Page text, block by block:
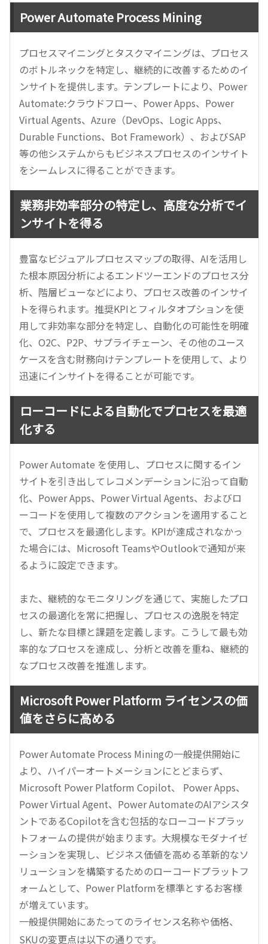
Power Automate Process Mining
プロセスマイニングとタスクマイニングは、プロセス
のボトルネックを特定し、継続的に改善するためのイ
ンサイトを提供します。テンプレートにより、Power
Automate:クラウドフロー、Power Apps、Power
Virtual Agents、Azure（DevOps、Logic Apps、
Durable Functions、Bot Framework）、およびSAP
等の他システムからもビジネスプロセスのインサイト
をシームレスに得ることができます。
業務非効率部分の特定し、高度な分析でイ
ンサイトを得る
豊富なビジュアルプロセスマップの取得、AIを活用し
た根本原因分析によるエンドツーエンドのプロセス分
析、階層ビューなどにより、プロセス改善のインサイ
トを得られます。推奨KPIとフィルタオプションを使
用して非効率な部分を特定し、自動化の可能性を明確
化、O2C、P2P、サプライチェーン、その他のユース
ケースを含む財務向けテンプレートを使用して、より
迅速にインサイトを得ることが可能です。
ローコードによる自動化でプロセスを最適
化する
Power Automate を使用し、プロセスに関するイン
サイトを引き出してレコメンデーションに沿って自動
化、Power Apps、Power Virtual Agents、およびロ
ーコードを使用して複数のアクションを適用すること
で、プロセスを最適化します。KPIが達成されなかっ
た場合には、Microsoft TeamsやOutlookで通知が来
るように設定できます。
また、継続的なモニタリングを通じて、実施したプロ
セスの最適化を常に把握し、プロセスの逸脱を特定
し、新たな目標と課題を定義します。こうして最も効
率的なプロセスを達成し、分析と改善を重ね、継続的
なプロセス改善を推進します。
Microsoft Power Platform ライセンスの価
値をさらに高める
Power Automate Process Miningの一般提供開始に
より、ハイパーオートメーションにとどまらず、
Microsoft Power Platform Copilot、 Power Apps、
Power Virtual Agent、Power AutomateのAIアシスタ
ントであるCopilotを含む包括的なローコードプラッ
トフォームの提供が始まります。大規模なモダナイゼ
ーションを実現し、ビジネス価値を高める革新的なソ
リューションを構築するためのローコードプラットフ
ォームとして、Power Platformを標準とするお客様
が増えています。
一般提供開始にあたってのライセンス名称や価格、
SKUの変更点は以下の通りです。